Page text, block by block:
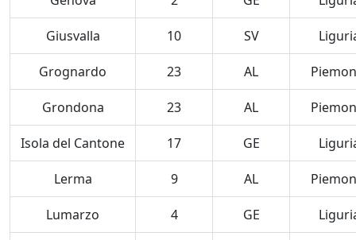
Giusvalla 10 SV
Grognardo 23 AL
Grondona 23 AL
Isola del Cantone 17 GE
Lerma 9 AL
Lumarzo 4 GE